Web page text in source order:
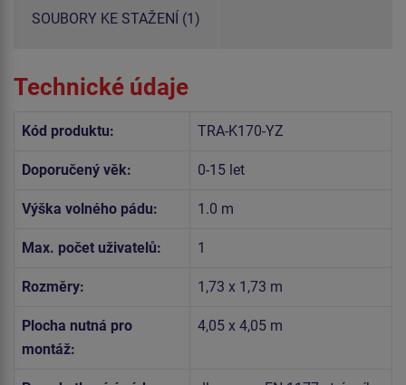
SOUBORY KE STAŽENÍ (1)
Technické údaje
Kód produktu: TRA-K170-YZ
Doporučený věk: 0-15 let
Výška volného pádu: 1.0 m
Max. počet uživatelů: 1
Rozměry: 1,73 x 1,73 m
Plocha nutná pro
montáž:
4,05 x 4,05 m